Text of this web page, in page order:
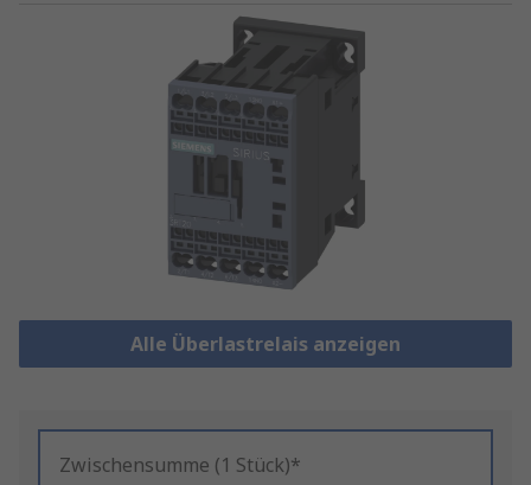
Alle Überlastrelais anzeigen
Zwischensumme (1 Stück)*